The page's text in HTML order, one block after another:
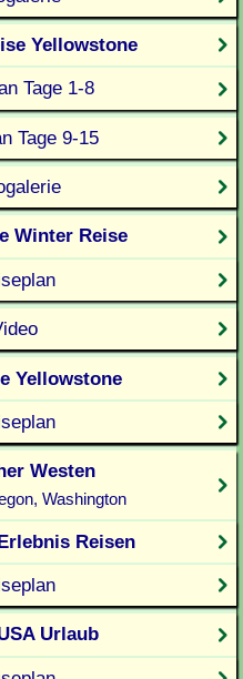
Yellowstone
Tage 1-8
Tage 9-15
Winter Reise
Yellowstone
Westen
Washington
Reisen
Urlaub